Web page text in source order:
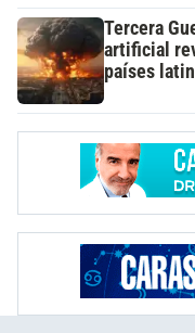
Tercera
artificial
países